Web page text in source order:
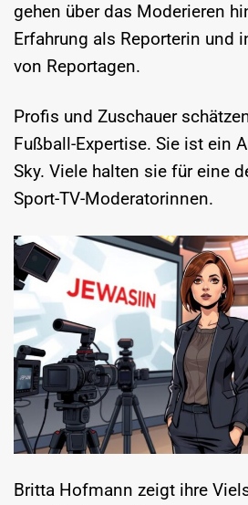
gehen über das Moderieren
Erfahrung als Reporterin und
von Reportagen.
Profis und Zuschauer
Fußball-Expertise. Sie ist ein
Sky. Viele halten sie für eine
Sport-TV-Moderatorinnen.
Britta Hofmann zeigt ihre